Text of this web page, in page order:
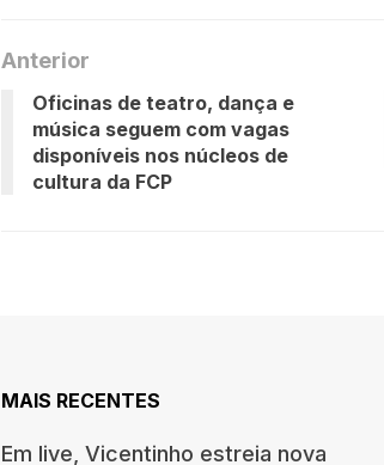
Anterior
Oficinas de teatro, dança e
música seguem com vagas
disponíveis nos núcleos de
cultura da FCP
MAIS RECENTES
Em live, Vicentinho estreia nova